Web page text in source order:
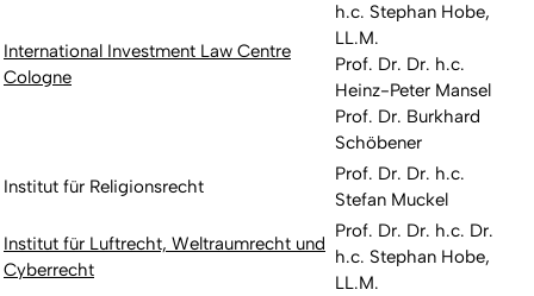
International Investment Law Centre
Cologne
h.c. Stephan Hobe,
LL.M.
Prof. Dr. Dr. h.c.
Heinz-Peter Mansel
Prof. Dr. Burkhard
Schöbener
Institut für Religionsrecht
Prof. Dr. Dr. h.c.
Stefan Muckel
Institut für Luftrecht, Weltraumrecht und
Cyberrecht
Prof. Dr. Dr. h.c. Dr.
h.c. Stephan Hobe,
LL.M.